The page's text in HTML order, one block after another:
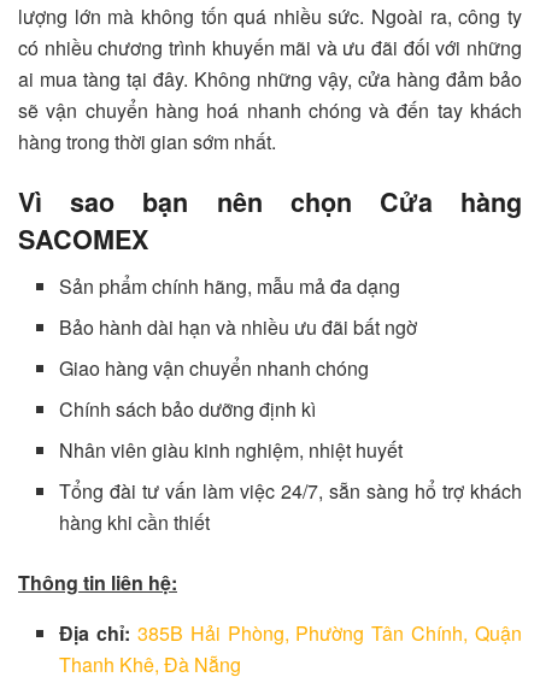
lượng lớn mà không tốn quá nhiều sức. Ngoài ra, công ty
có nhiều chương trình khuyến mãi và ưu đãi đối với những
ai mua tàng tại đây. Không những vậy, cửa hàng đảm bảo
sẽ vận chuyển hàng hoá nhanh chóng và đến tay khách
hàng trong thời gian sớm nhất.
Vì sao bạn nên chọn Cửa hàng
SACOMEX
Sản phẩm chính hãng, mẫu mả đa dạng
Bảo hành dài hạn và nhiều ưu đãi bất ngờ
Giao hàng vận chuyển nhanh chóng
Chính sách bảo dưỡng định kì
Nhân viên giàu kinh nghiệm, nhiệt huyết
Tổng đài tư vấn làm việc 24/7, sẵn sàng hổ trợ khách
hàng khi cần thiết
Thông tin liên hệ:
Địa chỉ: 385B Hải Phòng, Phường Tân Chính, Quận
Thanh Khê, Đà Nẵng